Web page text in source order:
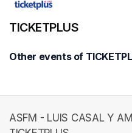
TICKETPLUS
Other events of
ASFM - LUIS CASAL Y